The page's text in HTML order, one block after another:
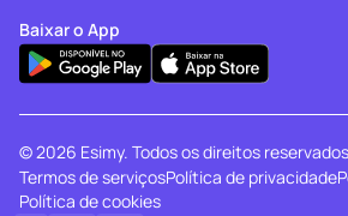
Baixar o App
© 2026 Esimy. Todos os direitos
Termos de serviçosPolítica de privacidade
Política de cookies